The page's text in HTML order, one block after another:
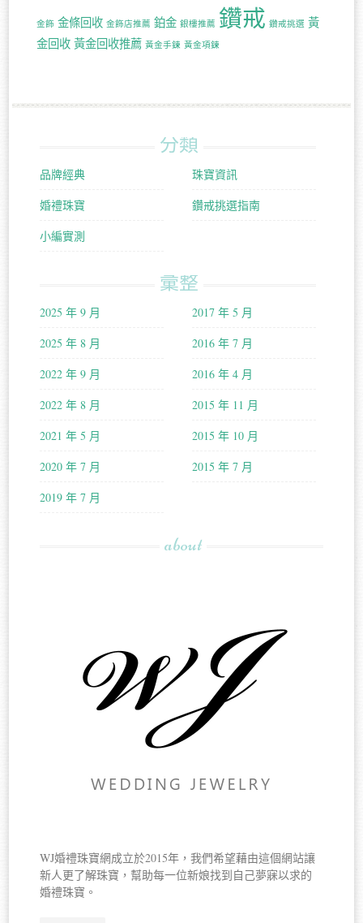
金飾 金條回收 金飾店推薦 鉑金 銀樓推薦 鑽戒 鑽戒挑選 黃
金回收 黃金回收推薦 黃金手鍊 黃金項鍊
分類
品牌經典
婚禮珠寶
小編實測
珠寶資訊
鑽戒挑選指南
彙整
2025 年 9 月
2025 年 8 月
2022 年 9 月
2022 年 8 月
2021 年 5 月
2020 年 7 月
2019 年 7 月
2017 年 5 月
2016 年 7 月
2016 年 4 月
2015 年 11 月
2015 年 10 月
2015 年 7 月
about
WJ婚禮珠寶網成立於2015年，我們希望藉由這個網站讓
新人更了解珠寶，幫助每一位新娘找到自己夢寐以求的
婚禮珠寶。